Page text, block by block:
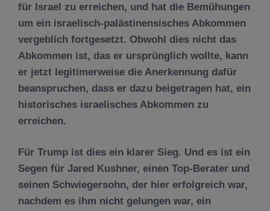
für Israel zu erreichen, und hat die Bemühungen
um ein israelisch-palästinensisches Abkommen
vergeblich fortgesetzt. Obwohl dies nicht das
Abkommen ist, das er ursprünglich wollte, kann
er jetzt legitimerweise die Anerkennung dafür
beanspruchen, dass er dazu beigetragen hat, ein
historisches israelisches Abkommen zu
erreichen.
Für Trump ist dies ein klarer Sieg. Und es ist ein
Segen für Jared Kushner, einen Top-Berater und
seinen Schwiegersohn, der hier erfolgreich war,
nachdem es ihm nicht gelungen war, ein